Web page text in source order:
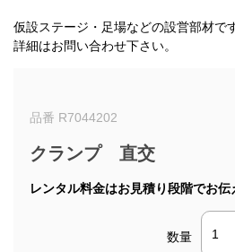
仮設ステージ・足場などの設営部材です
詳細はお問い合わせ下さい。
品番 R7044202
クランプ 直交
レンタル料金はお見積り段階でお伝
数量